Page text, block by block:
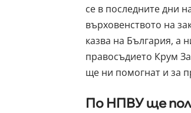
се в последните дни
върховенството на
казва на България, а
правосъдието Крум
ще ни помогнат и за
По НПВУ ще